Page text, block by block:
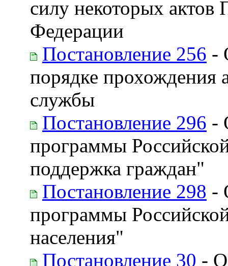
силу некоторых актов
Федерации
Постановление 256 -
порядке прохождения
службы
Постановление 296 -
программы
поддержка граждан"
Постановление 298 -
программы
населения"
Постановление 30 - О